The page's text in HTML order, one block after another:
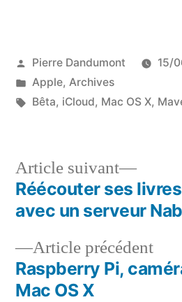
Publié
par
Pierre Dandumont
15/
Publié
dans
Apple, Archives
Étiquettes :
Bêta, iCloud, Mac OS X,
Navigation
l’article
Article précédent
Raspberry Pi,
Mac OS X
Article suivant
Article
Réécouter ses
avec un serveur